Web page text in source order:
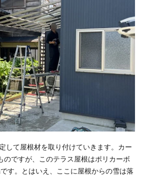
して屋根材を取り付けていきます。カー
のですが、このテラス屋根はポリカーボ
す。とはいえ、ここに屋根からの雪は落